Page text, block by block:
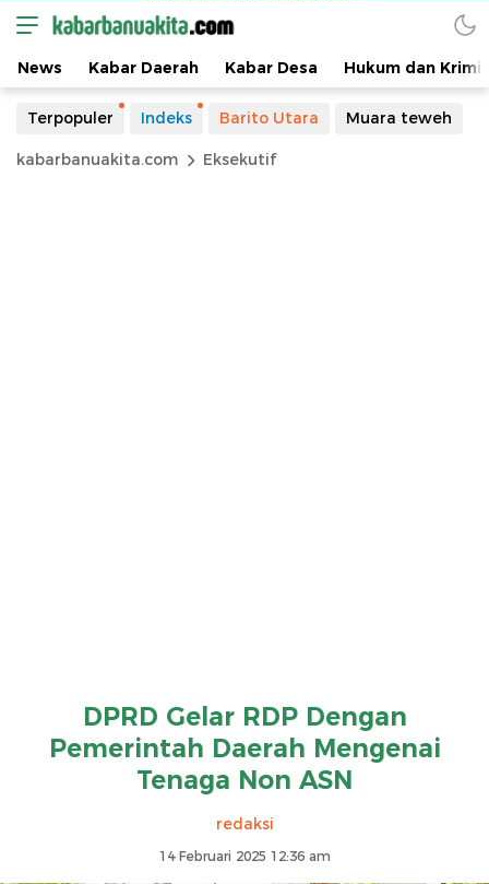
News Kabar Daerah Kabar Desa Hukum dan
Terpopuler Indeks Barito Utara Muara teweh
kabarbanuakita.com Eksekutif
DPRD Gelar RDP Dengan
Pemerintah Daerah Mengenai
Tenaga Non ASN
redaksi
14 Februari 2025 12:36 am